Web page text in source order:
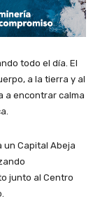
todo el día. El
a la tierra y al
a encontrar calma
Capital Abeja
junto al Centro